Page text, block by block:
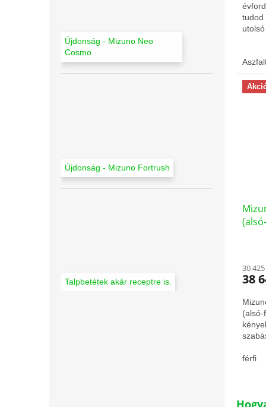
Újdonság - Mizuno Neo
Cosmo
Újdonság - Mizuno Fortrush
Talpbetétek akár receptre is.
tudod
30
38
(alsó-
férfi